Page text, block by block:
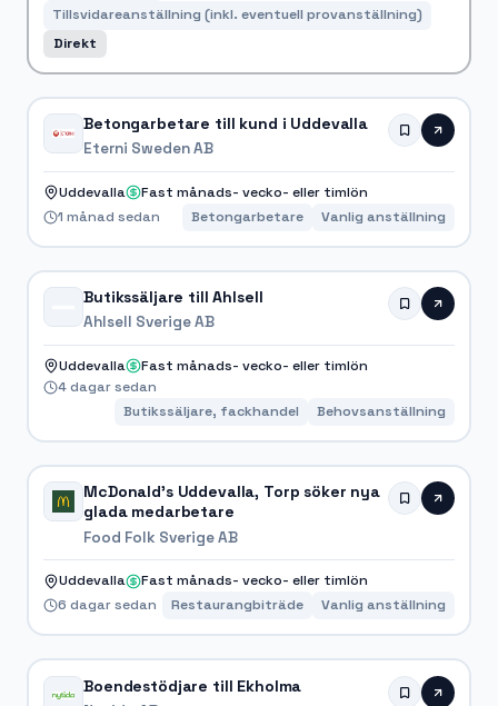
Tillsvidareanställning (inkl. eventuell provanställning)
Direkt
Betongarbetare till kund i Uddevalla
Eterni Sweden AB
Uddevalla
Fast månads- vecko- eller timlön
1 månad sedan
Betongarbetare Vanlig anställning
Butikssäljare till Ahlsell
Ahlsell Sverige AB
Uddevalla
Fast månads- vecko- eller timlön
4 dagar sedan
Butikssäljare, fackhandel
Behovsanställning
McDonald's Uddevalla, Torp söker nya
glada medarbetare
Food Folk Sverige AB
Uddevalla
Fast månads- vecko- eller timlön
6 dagar sedan
Restaurangbiträde Vanlig anställning
Boendestödjare till Ekholma